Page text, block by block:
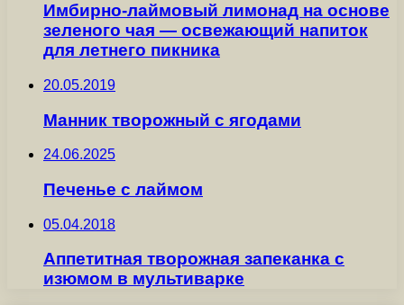
Имбирно-лаймовый лимонад на основе
зеленого чая — освежающий напиток
для летнего пикника
20.05.2019
Манник творожный с ягодами
24.06.2025
Печенье с лаймом
05.04.2018
Аппетитная творожная запеканка с
изюмом в мультиварке